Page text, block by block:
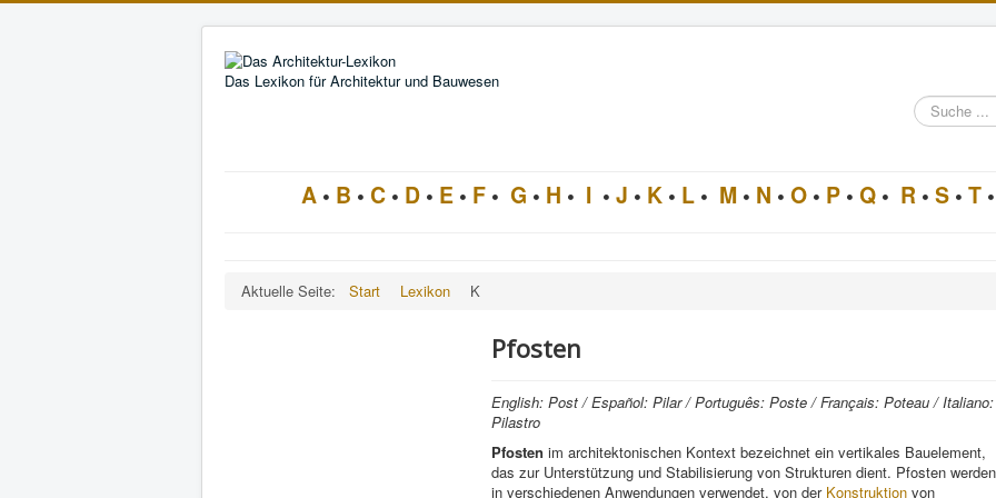
Das Lexikon für Architektur und Bauwesen
Suche
im
A • B • C • D • E • F • G • H • I • J • K • L • M • N • O • P • Q • R • S • T •
Aktuelle Seite: Start Lexikon K
Pfosten
English: Post / Español: Pilar / Português: Poste / Français: Poteau / Italiano:
Pilastro
Pfosten im architektonischen Kontext bezeichnet ein vertikales Bauelement,
das zur Unterstützung und Stabilisierung von Strukturen dient. Pfosten werden
in verschiedenen Anwendungen verwendet, von der Konstruktion von